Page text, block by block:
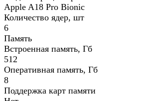
Apple A18 Pro Bionic
Количество ядер, шт
6
Память
Встроенная память, Гб
512
Оперативная память, Гб
8
Поддержка карт памяти